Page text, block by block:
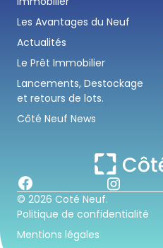
Les Avantages du Neuf
Actualités
Le Prêt Immobilier
Lancements, Destockage
et retours de lots.
Côté Neuf News
© 2026 Coté Neuf.
Politique de confidentialité
Mentions légales